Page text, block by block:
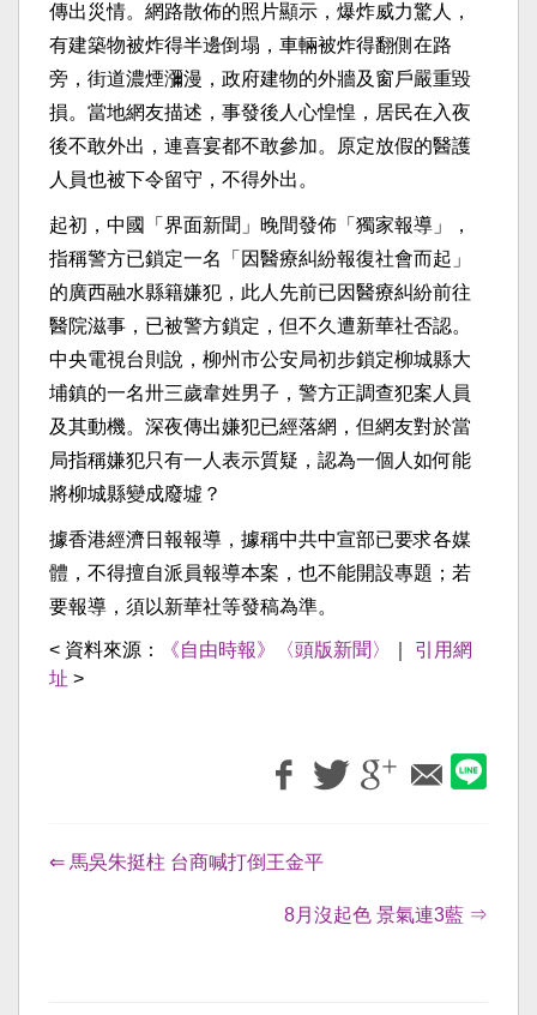
傳出災情。網路散佈的照片顯示，爆炸威力驚人，
有建築物被炸得半邊倒塌，車輛被炸得翻側在路
旁，街道濃煙瀰漫，政府建物的外牆及窗戶嚴重毀
損。當地網友描述，事發後人心惶惶，居民在入夜
後不敢外出，連喜宴都不敢參加。原定放假的醫護
人員也被下令留守，不得外出。
起初，中國「界面新聞」晚間發佈「獨家報導」，
指稱警方已鎖定一名「因醫療糾紛報復社會而起」
的廣西融水縣籍嫌犯，此人先前已因醫療糾紛前往
醫院滋事，已被警方鎖定，但不久遭新華社否認。
中央電視台則說，柳州市公安局初步鎖定柳城縣大
埔鎮的一名卅三歲韋姓男子，警方正調查犯案人員
及其動機。深夜傳出嫌犯已經落網，但網友對於當
局指稱嫌犯只有一人表示質疑，認為一個人如何能
將柳城縣變成廢墟？
據香港經濟日報報導，據稱中共中宣部已要求各媒
體，不得擅自派員報導本案，也不能開設專題；若
要報導，須以新華社等發稿為準。
< 資料來源： 《自由時報》〈頭版新聞〉
引用網
址 >
⇐ 馬吳朱挺柱 台商喊打倒王金平
8月沒起色 景氣連3藍 ⇒